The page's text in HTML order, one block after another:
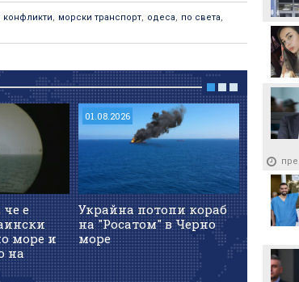
конфликти, морски транспорт, одеса, по света,
е
море и
на
01.08.2026
Украйна потопи кораб
на "Росатом" в Черно
море
14.07.2026
удари